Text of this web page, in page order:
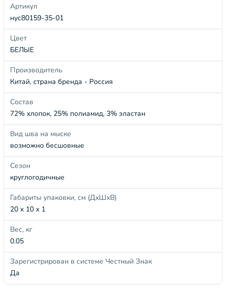
Артикул
нус80159-35-01
Цвет
БЕЛЫЕ
Производитель
Китай, страна бренда - Россия
Состав
72% хлопок, 25% полиамид, 3% эластан
Вид шва на мыске
возможно бесшовные
Сезон
круглогодичные
Габариты упаковки, см (ДхШхВ)
20 x 10 x 1
Вес, кг
0.05
Зарегистрирован в системе Честный Знак
Да